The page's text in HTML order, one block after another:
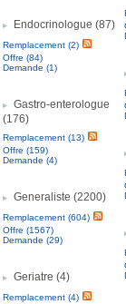
Endocrinologue (87)
Remplacement (2)
Offre (84)
Demande (1)
Gastro-enterologue
(176)
Remplacement (13)
Offre (159)
Demande (4)
Generaliste (2200)
Remplacement (604)
Offre (1567)
Demande (29)
Geriatre (4)
Remplacement (4)